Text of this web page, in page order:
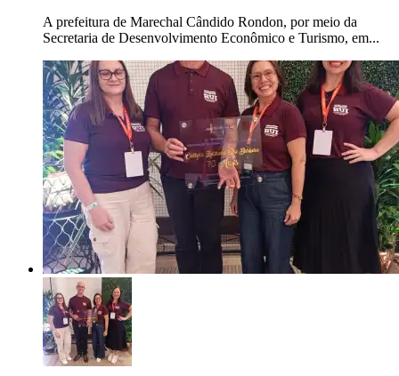
A prefeitura de Marechal Cândido Rondon, por meio da
Secretaria de Desenvolvimento Econômico e Turismo, em...